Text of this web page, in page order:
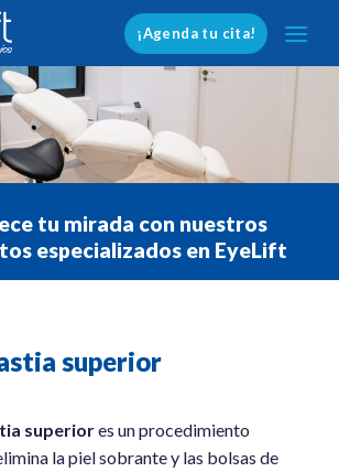
¡Agenda tu cita!
tu mirada con nuestros
especializados en EyeLift
superior
superiores un procedimiento
la piel sobrante y las bolsas de